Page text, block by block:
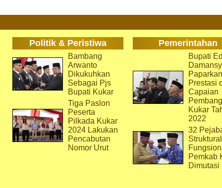
Politik & Peristiwa Pemerintahan
Bambang
Arwanto
Dikukuhkan
Sebagai Pjs
Bupati Kukar
Tiga Paslon
Peserta
Pilkada Kukar
2024 Lakukan
Pencabutan
Nomor Urut
Bupati
Paparkan
Prestasi
Capaian
Kukar
2022
32
Pemkab
Dimutasi